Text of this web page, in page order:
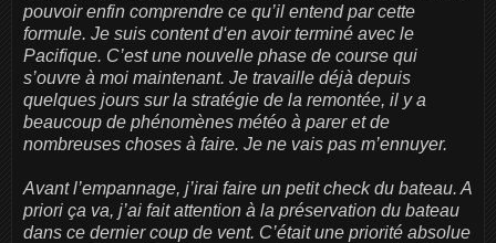
pouvoir enfin comprendre ce qu’il entend par cette
formule. Je suis content d‘en avoir terminé avec le
Pacifique. C’est une nouvelle phase de course qui
s’ouvre à moi maintenant. Je travaille déjà depuis
quelques jours sur la stratégie de la remontée, il y a
beaucoup de phénomènes météo à parer et de
nombreuses choses à faire. Je ne vais pas m’ennuyer.
Avant l’empannage, j’irai faire un petit check du bateau. A
priori ça va, j’ai fait attention à la préservation du bateau
dans ce dernier coup de vent. C’était une priorité absolue